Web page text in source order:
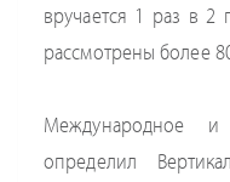
вручается 1 раз в 2
рассмотрены более
Международное
определил